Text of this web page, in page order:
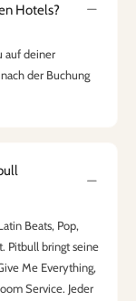
Hotels?
auf deiner
der Buchung
Beats, Pop,
Pitbull bringt seine
Me Everything,
Service. Jeder